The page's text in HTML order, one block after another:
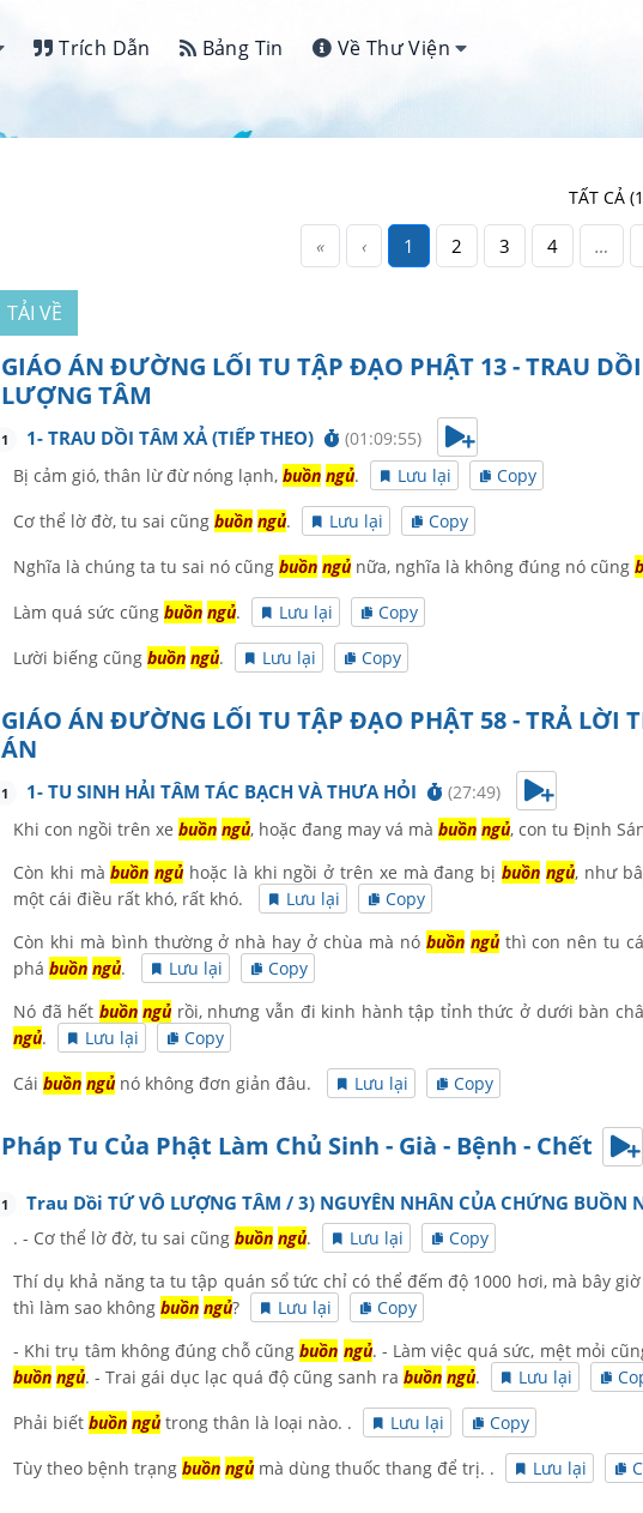
Trích Dẫn Bảng Tin Về Thư Viện
TẤT CẢ
« ‹ 1 2 3 4 …
TẢI VỀ
GIÁO ÁN ĐƯỜNG LỐI TU TẬP ĐẠO PHẬT 13 - TRAU
LƯỢNG TÂM
1 1- TRAU DỒI TÂM XẢ (TIẾP THEO)
(01:09:55)
Bị cảm gió, thân lừ đừ nóng lạnh, buồn ngủ. Lưu lại
Copy
Cơ thể lờ đờ, tu sai cũng buồn ngủ. Lưu lại
Copy
Nghĩa là chúng ta tu sai nó cũng buồn ngủnữa, nghĩa là không đúng nó cũng
Làm quá sức cũng buồn ngủ. Lưu lại
Copy
Lười biếng cũng buồn ngủ. Lưu lại Copy
GIÁO ÁN ĐƯỜNG LỐI TU TẬP ĐẠO PHẬT 58 - TRẢ LỜI
ÁN
1 1- TU SINH HẢI TÂM TÁC BẠCH VÀ THƯA HỎI
(27:49)
Khi con ngồi trên xe buồn ngủ, hoặc đang may vá mà buồn ngủ, con tu Định
Còn khi màbuồn ngủhoặc là khi ngồi ở trên xe mà đang bịbuồn ngủ, như
một cái điều rất khó, rất khó.
Lưu lại
Copy
Còn khi mà bình thường ở nhà hay ở chùa mà nó buồn ngủthì con nên tu
phá buồn ngủ. Lưu lại
Copy
Nó đã hết buồn ngủrồi, nhưng vẫn đi kinh hành tập tỉnh thức ở dưới bàn
ngủ. Lưu lại
Copy
Cái buồn ngủnó không đơn giản đâu. Lưu lại Copy
Pháp Tu Của Phật Làm Chủ Sinh - Già - Bệnh - Chết
1 Trau Dồi TỨ VÔ LƯỢNG TÂM / 3) NGUYÊN NHÂN CỦA CHỨNG BUỒN
. - Cơ thể lờ đờ, tu sai cũng buồn ngủ. Lưu lại
Copy
Thí dụ khả năng ta tu tập quán sổ tức chỉ có thể đếm độ 1000 hơi, mà bây
thì làm sao không buồn ngủ? Lưu lại
Copy
- Khi trụ tâm không đúng chỗ cũngbuồn ngủ. - Làm việc quá sức, mệt mỏi
buồn ngủ. - Trai gái dục lạc quá độ cũng sanh ra buồn ngủ. Lưu lại
Phải biết buồn ngủtrong thân là loại nào. . Lưu lại
Copy
Tùy theo bệnh trạng buồn ngủmà dùng thuốc thang để trị. . Lưu lại